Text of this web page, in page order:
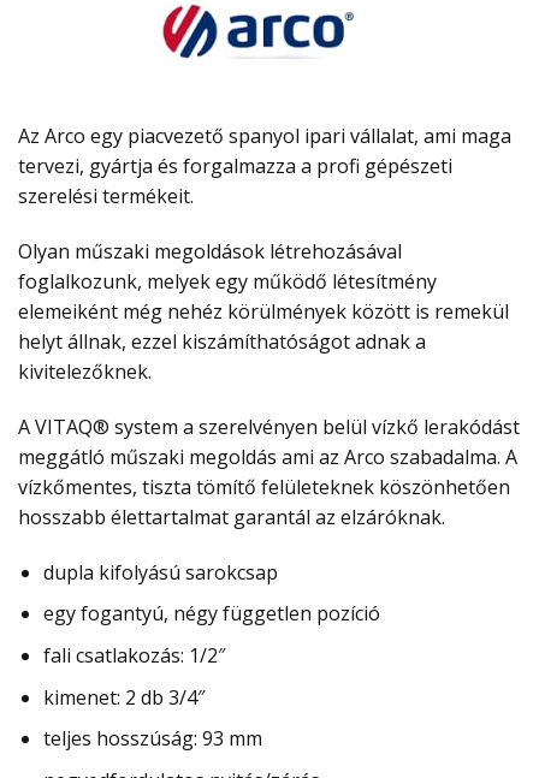
Az Arco egy piacvezető spanyol ipari vállalat, ami maga
tervezi, gyártja és forgalmazza a profi gépészeti
szerelési termékeit.
Olyan műszaki megoldások létrehozásával
foglalkozunk, melyek egy működő létesítmény
elemeiként még nehéz körülmények között is remekül
helyt állnak, ezzel kiszámíthatóságot adnak a
kivitelezőknek.
A VITAQ® system a szerelvényen belül vízkő lerakódást
meggátló műszaki megoldás ami az Arco szabadalma. A
vízkőmentes, tiszta tömítő felületeknek köszönhetően
hosszabb élettartalmat garantál az elzáróknak.
dupla kifolyású sarokcsap
egy fogantyú, négy független pozíció
fali csatlakozás: 1/2″
kimenet: 2 db 3/4″
teljes hosszúság: 93 mm